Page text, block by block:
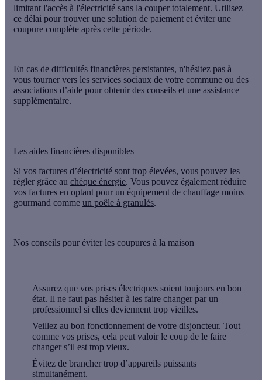
limitant l'accès à l'électricité sans la couper totalement. Utilisez
ce délai pour trouver une solution de paiement et éviter une
coupure complète après cette période.
En cas de difficultés financières persistantes, n'hésitez pas à
vous tourner vers les services sociaux de votre commune ou des
associations d’aide pour obtenir des conseils et une assistance
supplémentaire.
Les aides financières disponibles
Si vos factures d’électricité sont trop élevées, vous pouvez les
régler grâce au chèque énergie. Vous pouvez également réduire
vos factures en optant pour un équipement de chauffage moins
gourmand comme un poêle à granulés.
Nos conseils pour éviter les coupures à la maison
Assurez que vos prises électriques soient toujours en bon
état. Il ne faut pas hésiter à les faire changer par un
professionnel si elles deviennent trop vieilles.
Veillez au bon fonctionnement de votre disjoncteur. Tout
comme vos prises, cela peut valoir le coup de le faire
changer s’il est trop vieux.
Évitez de brancher trop d’appareils puissants
simultanément.